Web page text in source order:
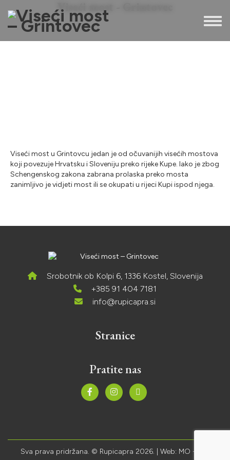
Viseći most - Grintovec
Viseći most u Grintovcu jedan je od očuvanijih visećih mostova
koji povezuje Hrvatsku i Sloveniju preko rijeke Kupe. Iako je zbog
Schengenskog zakona zabrana prolaska preko mosta
zanimljivo je vidjeti most ili se okupati u rijeci Kupi ispod njega.
Srobotnik ob Kolpi 6, 1336 Kostel, Slovenija
+385 91 404 7181
info@rupicapra.si
Stranice
Pratite nas
Sva prava pridržana. © Rupicapra 2026. | Web: MO - dev